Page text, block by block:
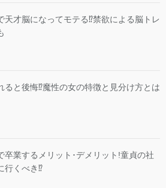
天才脳になってモテる⁉︎禁欲による脳トレ
ると後悔⁉︎魔性の女の特徴と見分け方とは
卒業するメリット･デメリット!︎童貞の社
行くべき⁉︎